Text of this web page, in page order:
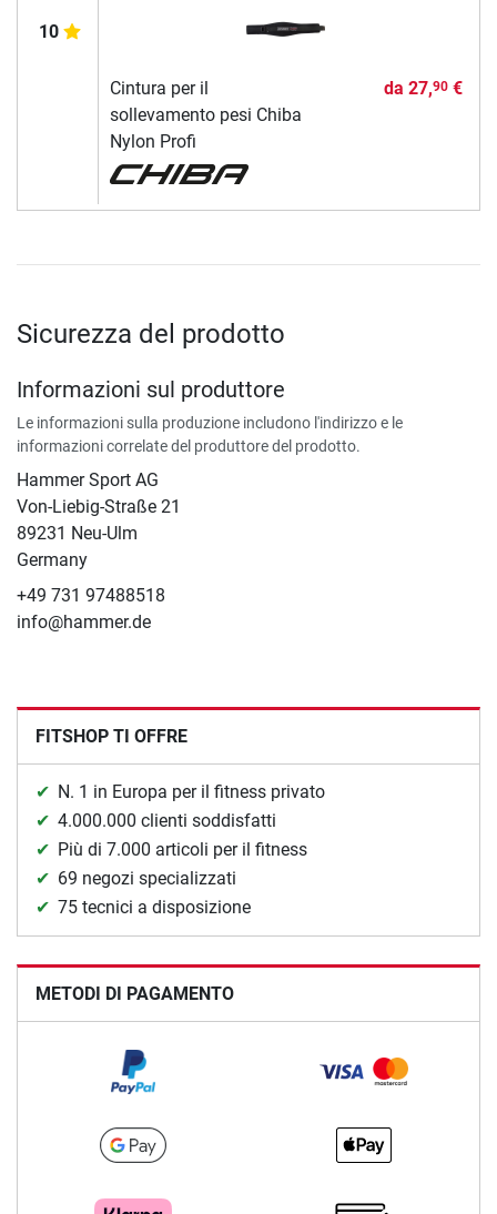
10
Cintura per il
sollevamento pesi Chiba
Nylon Profi
da 27,90€
Sicurezza del prodotto
Informazioni sul produttore
Le informazioni sulla produzione includono l'indirizzo e le
informazioni correlate del produttore del prodotto.
Hammer Sport AG
Von-Liebig-Straße 21
89231 Neu-Ulm
Germany
+49 731 97488518
info@hammer.de
FITSHOP TI OFFRE
N. 1 in Europa per il fitness privato
4.000.000 clienti soddisfatti
Più di 7.000 articoli per il fitness
69 negozi specializzati
75 tecnici a disposizione
METODI DI PAGAMENTO